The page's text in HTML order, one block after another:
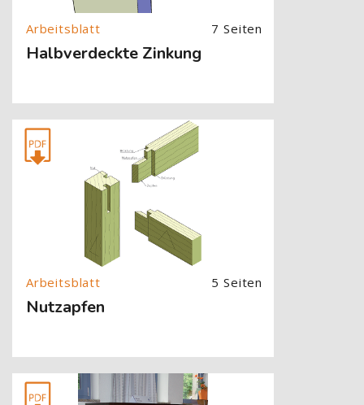
7 Seiten
Halbverdeckte Zinkung
[Cocoon] About (Text with Image) überspringen
5 Seiten
Nutzapfen
[Cocoon] About (Text with Image) überspringen